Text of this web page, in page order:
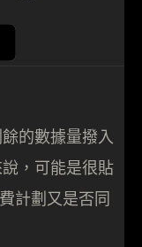
的數據量撥入
，可能是很貼
計劃又是否同